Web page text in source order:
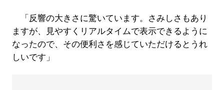
「反響の大きさに驚いています。さみしさもあり
ますが、見やすくリアルタイムで表示できるように
なったので、その便利さを感じていただけるとうれ
しいです」